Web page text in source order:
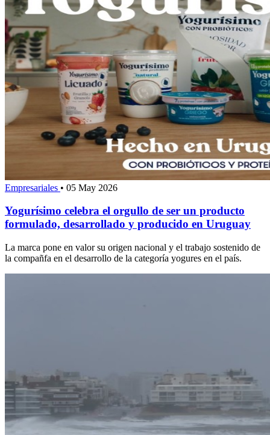
Empresariales • 05 May 2026
Yogurísimo celebra el orgullo de ser un producto
formulado, desarrollado y producido en Uruguay
La marca pone en valor su origen nacional y el trabajo sostenido de
la compañfa en el desarrollo de la categoría yogures en el país.